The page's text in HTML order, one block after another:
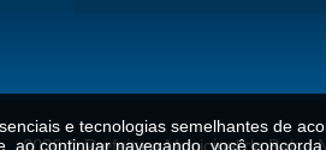
2026 ©Prefeitura Municipal de Balsa
e tecnologias semelhantes de
ao continuar navegando, você